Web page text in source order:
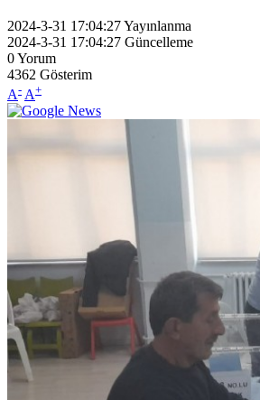
2024-3-31 17:04:27Yayınlanma
2024-3-31 17:04:27 Güncelleme
0Yorum
4362 Gösterim
A- A+